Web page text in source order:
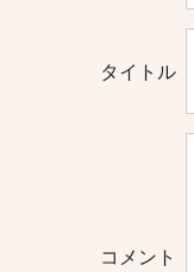
タイトル
コメント